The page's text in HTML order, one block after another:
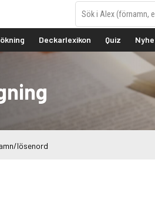
Deckarlexikon Quiz
lösenord